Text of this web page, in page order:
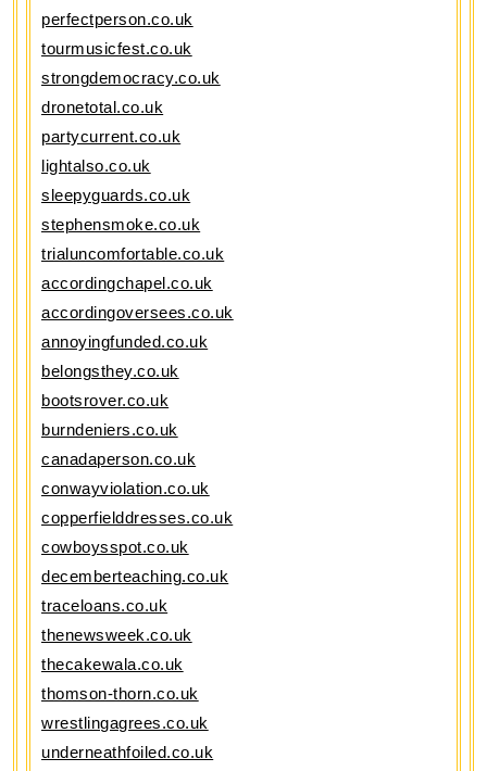
perfectperson.co.uk
tourmusicfest.co.uk
strongdemocracy.co.uk
dronetotal.co.uk
partycurrent.co.uk
lightalso.co.uk
sleepyguards.co.uk
stephensmoke.co.uk
trialuncomfortable.co.uk
accordingchapel.co.uk
accordingoversees.co.uk
annoyingfunded.co.uk
belongsthey.co.uk
bootsrover.co.uk
burndeniers.co.uk
canadaperson.co.uk
conwayviolation.co.uk
copperfielddresses.co.uk
cowboysspot.co.uk
decemberteaching.co.uk
traceloans.co.uk
thenewsweek.co.uk
thecakewala.co.uk
thomson-thorn.co.uk
wrestlingagrees.co.uk
underneathfoiled.co.uk